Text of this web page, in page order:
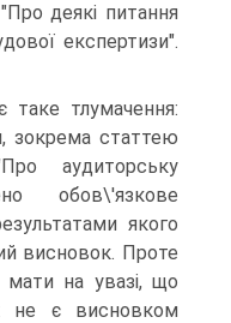
деякi питання
експертизи".
таке тлумачення:
зокрема статтею
аудиторську
обов\'язкове
якого
висновок. Проте
на увазi, що
не є висновком